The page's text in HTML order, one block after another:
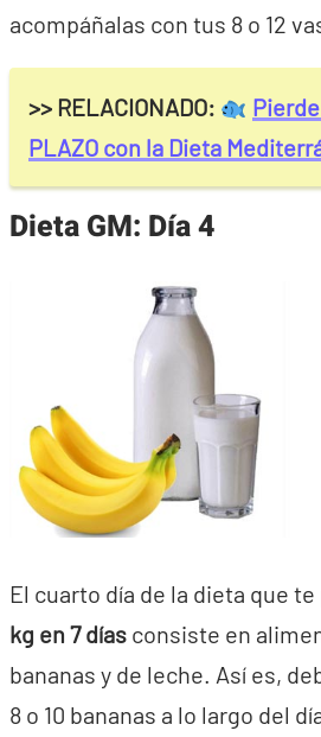
acompáñalas con tus 8 o 12
>> RELACIONADO:
PLAZO con la Dieta
Dieta GM: Día 4
El cuarto día de la dieta que
kg en 7 días consiste en
bananas y de leche. Así es,
8 o 10 bananas a lo largo del